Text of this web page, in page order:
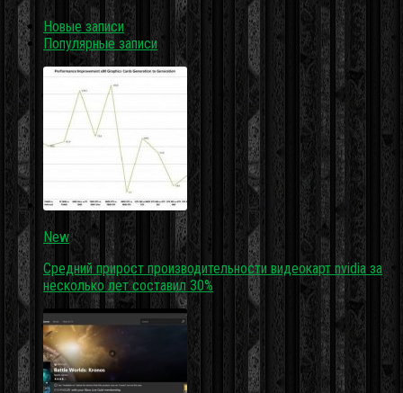
Новые записи
Популярные записи
New
Средний прирост производительности видеокарт nvidia за
несколько лет составил 30%